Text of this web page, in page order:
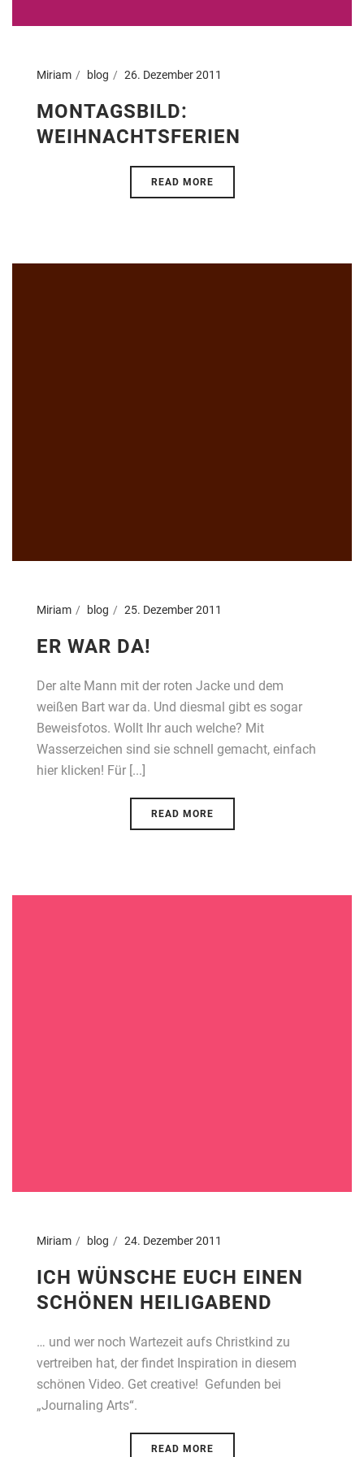
Miriam blog 26. Dezember 2011
MONTAGSBILD:
WEIHNACHTSFERIEN
READ MORE
Miriam blog 25. Dezember 2011
ER WAR DA!
Der alte Mann mit der roten Jacke und dem
weißen Bart war da. Und diesmal gibt es sogar
Beweisfotos. Wollt Ihr auch welche? Mit
Wasserzeichen sind sie schnell gemacht, einfach
hier klicken! Für [...]
READ MORE
Miriam blog 24. Dezember 2011
ICH WÜNSCHE EUCH EINEN
SCHÖNEN HEILIGABEND
… und wer noch Wartezeit aufs Christkind zu
vertreiben hat, der findet Inspiration in diesem
schönen Video. Get creative! Gefunden bei
„Journaling Arts“.
READ MORE